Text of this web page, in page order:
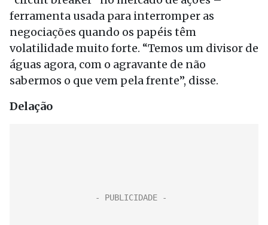
ferramenta usada para interromper as
negociações quando os papéis têm
volatilidade muito forte. “Temos um divisor de
águas agora, com o agravante de não
sabermos o que vem pela frente”, disse.
Delação